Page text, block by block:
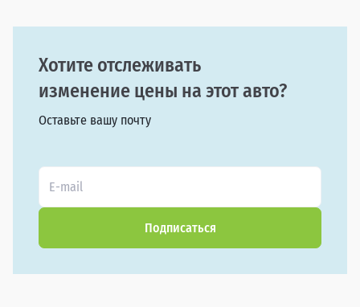
Хотите отслеживать
изменение цены на этот авто?
Оставьте вашу почту
Подписаться